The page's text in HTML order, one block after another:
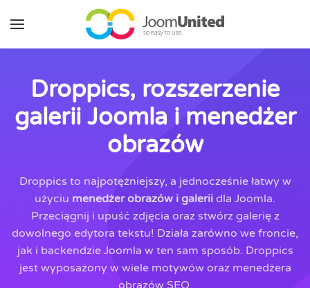
Przejdź do głównej zawartości
Droppics, rozszerzenie
galerii Joomla i menedżer
obrazów
Droppics to najpotężniejszy, a jednocześnie łatwy w
użyciu menedżer obrazów i galerii dla Joomla.
Przeciągnij i upuść zdjęcia oraz stwórz galerię z
dowolnego edytora tekstu! Działa zarówno we froncie,
jak i backendzie Joomla w ten sam sposób. Droppics
jest wyposażony w wiele motywów oraz menedżera
obrazów SEO.